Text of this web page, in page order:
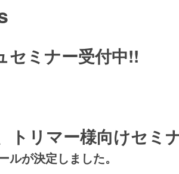
セミナー受付中!!
トリマー様向けセミ
が決定しました。